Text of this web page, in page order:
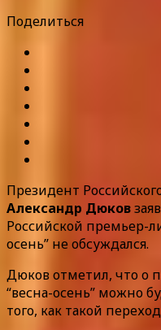
Поделиться
Президент
Александр Дюков
Российской премьер-
осень” не обсуждался.
Дюков отметил, что о
“весна-осень” можно
того, как такой